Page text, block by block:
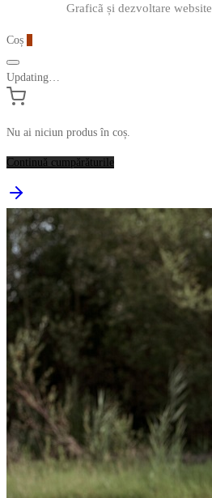
Graficã și dezvoltare website
Coș
Updating…
Nu ai niciun produs în coș.
Continuă cumpărăturile